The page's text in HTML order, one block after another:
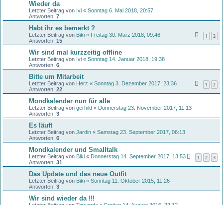
Wieder da
Letzter Beitrag von Ivi « Sonntag 6. Mai 2018, 20:57
Antworten: 7
Habt ihr es bemerkt ?
Letzter Beitrag von Biki « Freitag 30. März 2018, 09:46
Antworten: 15
1 2
Wir sind mal kurzzeitig offline
Letzter Beitrag von Ivi « Sonntag 14. Januar 2018, 19:38
Antworten: 6
Bitte um Mitarbeit
Letzter Beitrag von Herz « Sonntag 3. Dezember 2017, 23:36
Antworten: 22
1 2
Mondkalender nun für alle
Letzter Beitrag von gerhild « Donnerstag 23. November 2017, 11:13
Antworten: 3
Es läuft
Letzter Beitrag von Jardin « Samstag 23. September 2017, 06:13
Antworten: 6
Mondkalender und Smalltalk
Letzter Beitrag von Biki « Donnerstag 14. September 2017, 13:53
Antworten: 31
1 2 3
Das Update und das neue Outfit
Letzter Beitrag von Biki « Sonntag 11. Oktober 2015, 11:26
Antworten: 3
Wir sind wieder da !!!